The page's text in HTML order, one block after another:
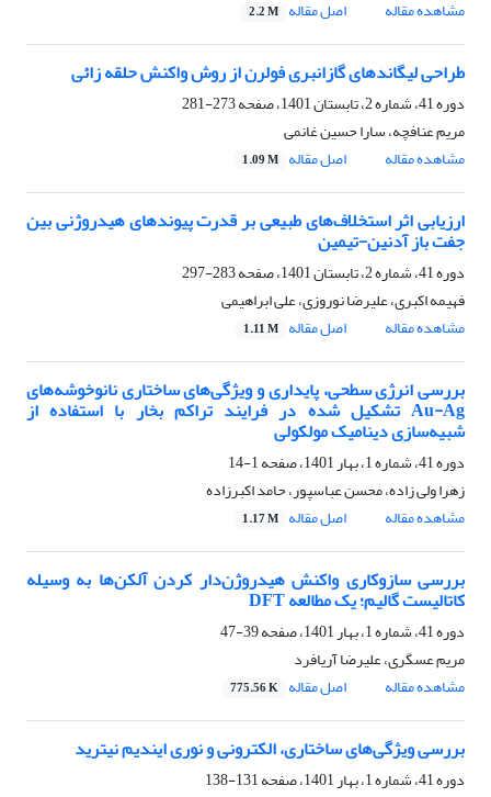
مشاهده مقاله اصل مقاله 2.2 M
طراحی لیگاندهای گازانبری فولرن از روش واکنش حلقه زائی
دوره 41، شماره 2، تابستان 1401، صفحه
273-281
مریم عنافچه، سارا حسین غانمی
مشاهده مقاله
اصل مقاله 1.09 M
ارزیابی اثر استخلاف‌های طبیعی بر قدرت پیوندهای هیدروژنی بین
جفت باز آدنین-تیمین
دوره 41، شماره 2، تابستان 1401، صفحه
283-297
فهیمه اکبری، علیرضا نوروزی، علی ابراهیمی
مشاهده مقاله
اصل مقاله 1.11 M
بررسی انرژی سطحی، پایداری و ویژگی‌های ساختاری نانوخوشه‌های
Au-Ag تشکیل شده در فرایند تراکم بخار با استفاده از
شبیه‌سازی دینامیک مولکولی
دوره 41، شماره 1، بهار 1401، صفحه
1-14
زهرا ولی زاده، محسن عباسپور، حامد اکبرزاده
مشاهده مقاله
اصل مقاله 1.17 M
بررسی سازوکاری واکنش هیدروژن‌دار کردن آلکن‌ها به وسیله
کاتالیست گالیم؛ یک مطالعه DFT
دوره 41، شماره 1، بهار 1401، صفحه
39-47
مریم عسگری، علیرضا آریافرد
مشاهده مقاله
اصل مقاله 775.56 K
بررسی ویژگی‌های ساختاری، الکترونی و نوری ایندیم نیترید
دوره 41، شماره 1، بهار 1401، صفحه
131-138